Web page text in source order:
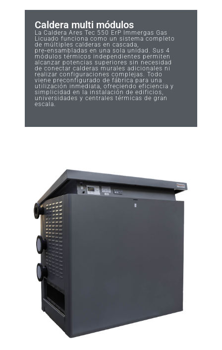
Caldera multi módulos
La Caldera Ares Tec 550 ErP Immergas Gas
Licuado funciona como un sistema completo
de múltiples calderas en cascada,
pre‑ensambladas en una sola unidad. Sus 4
módulos térmicos independientes permiten
alcanzar potencias superiores sin necesidad
de conectar calderas murales adicionales ni
realizar configuraciones complejas. Todo
viene preconfigurado de fábrica para una
utilización inmediata, ofreciendo eficiencia y
simplicidad en la instalación de edificios,
universidades y centrales térmicas de gran
escala.